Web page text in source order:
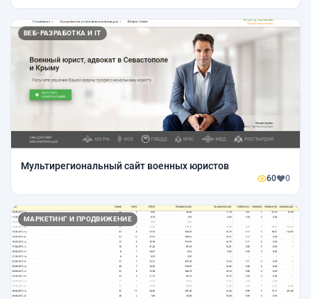
ВЕБ-РАЗРАБОТКА И IT
Мультирегиональный сайт военных юристов
60 0
МАРКЕТИНГ И ПРОДВИЖЕНИЕ